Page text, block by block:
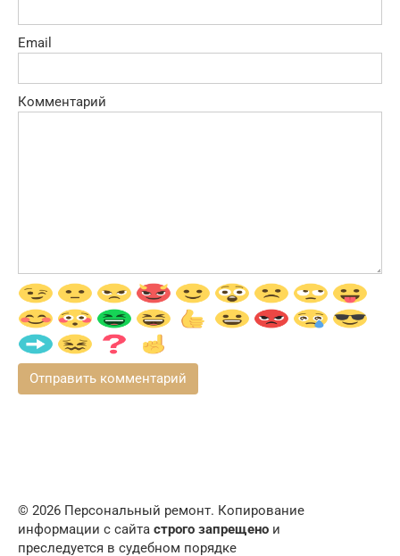
Email
Комментарий
© 2026 Персональный ремонт. Копирование
информации с сайта строго запрещено и
преследуется в судебном порядке